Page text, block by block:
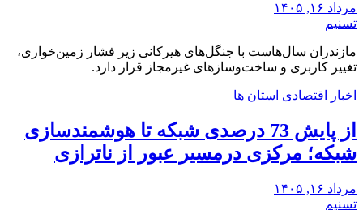
مرداد ۱۶, ۱۴۰۵
تسنیم
مازندران سال‌هاست با جنگل‌های هیرکانی زیر فشار زمین‌خواری،
تغییر کاربری و ساخت‌وسازهای غیرمجاز قرار دارد.
اخبار اقتصادی استان ها
از پایش 73 درصدی شبکه تا هوشمندسازی
شبکه؛ مرکزی درمسیر عبور از ناترازی
مرداد ۱۶, ۱۴۰۵
تسنیم